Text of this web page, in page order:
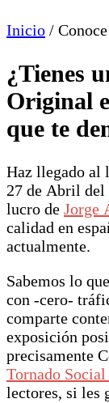
Inicio /
¿Tienes
Original
que te
Haz llegado al
27 de Abril del
lucro de Jorge
calidad en
actualmente.
Sabemos lo
con -cero-
comparte
exposición
precisamente
Tornado
lectores, si les